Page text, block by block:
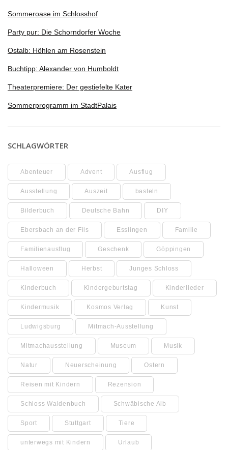
Sommeroase im Schlosshof
Party pur: Die Schorndorfer Woche
Ostalb: Höhlen am Rosenstein
Buchtipp: Alexander von Humboldt
Theaterpremiere: Der gestiefelte Kater
Sommerprogramm im StadtPalais
SCHLAGWÖRTER
Abenteuer Advent Ausflug
Ausstellung Auszeit basteln
Bilderbuch Deutsche Bahn DIY
Ebersbach an der Fils Esslingen Familie
Familienausflug Geschenk Göppingen
Halloween Herbst Junges Schloss
Kinderbuch Kindergeburtstag Kinderlieder
Kindermusik Kosmos Verlag Kunst
Ludwigsburg Mitmach-Ausstellung
Mitmachausstellung Museum Musik
Natur Neuerscheinung Ostern
Reisen mit Kindern Rezension
Schloss Waldenbuch Schwäbische Alb
Sport Stuttgart Tiere
unterwegs mit Kindern Urlaub